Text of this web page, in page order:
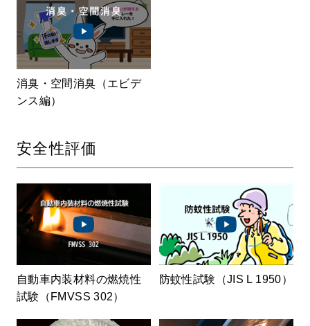
消臭・空間消臭（エビデ
ンス編）
安全性評価
自動車内装材料の燃焼性
試験（FMVSS 302）
防蚊性試験（JIS L 1950）